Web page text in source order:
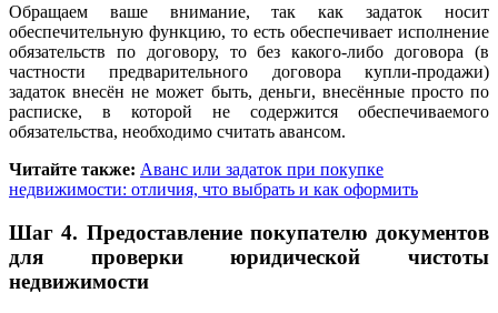
Обращаем ваше внимание, так как задаток носит
обеспечительную функцию, то есть обеспечивает исполнение
обязательств по договору, то без какого-либо договора (в
частности предварительного договора купли-продажи)
задаток внесён не может быть, деньги, внесённые просто по
расписке, в которой не содержится обеспечиваемого
обязательства, необходимо считать авансом.
Читайте также: Аванс или задаток при покупке
недвижимости: отличия, что выбрать и как оформить
Шаг 4. Предоставление покупателю документов
для проверки юридической чистоты
недвижимости